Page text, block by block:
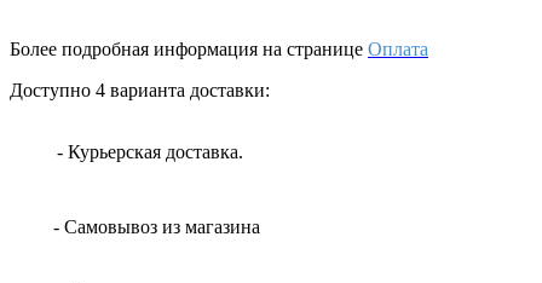
Более подробная информация на странице Оплата
Доступно 4 варианта доставки:
- Курьерская доставка.
- Самовывоз из магазина